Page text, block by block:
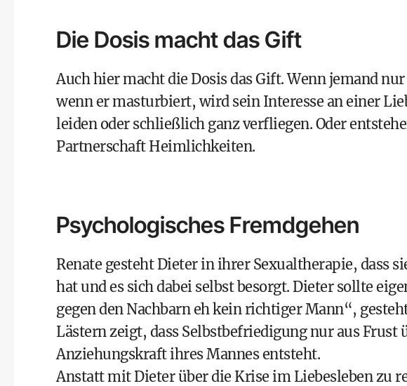
Die Dosis macht das Gift
Auch hier macht die Dosis das Gift. Wenn jemand
wenn er masturbiert, wird sein Interesse an einer
leiden oder schließlich ganz verfliegen. Oder
Partnerschaft Heimlichkeiten.
Psychologisches Fremdgehen
Renate gesteht Dieter in ihrer Sexualtherapie, dass
hat und es sich dabei selbst besorgt. Dieter sollte
gegen den Nachbarn eh kein richtiger Mann“,
Lästern zeigt, dass Selbstbefriedigung nur aus Frust
Anziehungskraft ihres Mannes entsteht.
Anstatt mit Dieter über die Krise im Liebesleben zu